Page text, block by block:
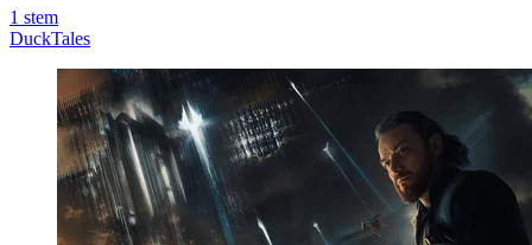
1 stem
DuckTales